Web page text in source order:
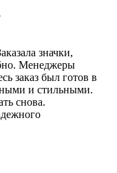
значки,
Менеджеры
заказ был готов в
и стильными.
снова.